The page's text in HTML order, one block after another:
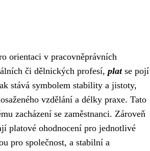
orientaci v pracovněprávních
či dělnických profesí, platse pojí
stává symbolem stability a jistoty,
vzdělání a délky praxe. Tato
zacházení se zaměstnanci. Zároveň
platové ohodnocení pro jednotlivé
pro společnost, a stabilní a